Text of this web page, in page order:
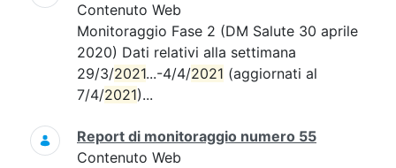
Contenuto Web
Monitoraggio Fase 2 (DM Salute 30 aprile
2020) Dati relativi alla settimana
29/3/2021...-4/4/2021 (aggiornati al
7/4/2021)...
Report di monitoraggio numero 55
Contenuto Web